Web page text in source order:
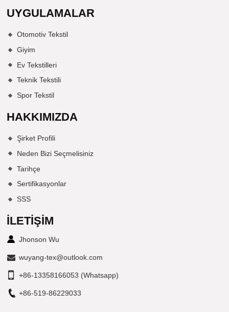
UYGULAMALAR
Otomotiv Tekstil
Giyim
Ev Tekstilleri
Teknik Tekstili
Spor Tekstil
HAKKIMIZDA
Şirket Profili
Neden Bizi Seçmelisiniz
Tarihçe
Sertifikasyonlar
SSS
İLETIŞIM
Jhonson Wu
wuyang-tex@outlook.com
+86-13358166053 (Whatsapp)
+86-519-86229033